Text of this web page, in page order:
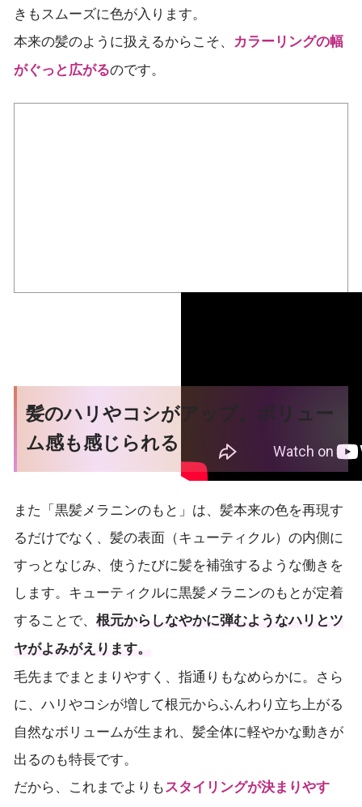
きもスムーズに色が入ります。
本来の髪のように扱えるからこそ、
カラーリングの幅
がぐっと広がるのです。
髪のハリやコシがアップ。ボリュー
ム感も感じられる
また「黒髪メラニンのもと」は、髪本来の色を再現す
るだけでなく、髪の表面（キューティクル）の内側に
すっとなじみ、使うたびに髪を補強するような働きを
します。キューティクルに黒髪メラニンのもとが定着
することで、根元からしなやかに弾むようなハリとツ
ヤがよみがえります。
毛先までまとまりやすく、指通りもなめらかに。さら
に、ハリやコシが増して根元からふんわり立ち上がる
自然なボリュームが生まれ、髪全体に軽やかな動きが
出るのも特長です。
だから、これまでよりもスタイリングが決まりやす